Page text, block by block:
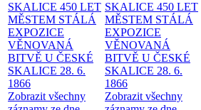
SKALICE 450 LET
MĚSTEM STÁLÁ
EXPOZICE
VĚNOVANÁ
BITVĚ U ČESKÉ
SKALICE 28. 6.
1866
Zobrazit všechny
SKALICE 450 LET
MĚSTEM STÁLÁ
EXPOZICE
VĚNOVANÁ
BITVĚ U ČESKÉ
SKALICE 28. 6.
1866
Zobrazit všechny